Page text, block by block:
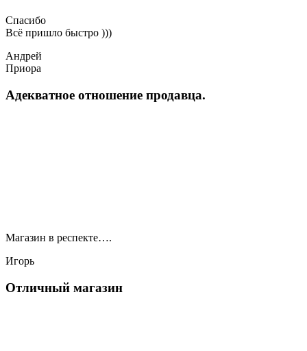
Спасибо
Всё пришло быстро )))
Андрей
Приора
Адекватное отношение продавца.
Магазин в респекте….
Игорь
Отличный магазин